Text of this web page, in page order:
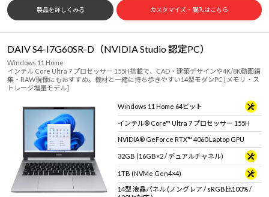
製品を詳しくみる カスタマイズ・購入はこちら
DAIV S4-I7G60SR-D（NVIDIA Studio 認定PC）
Windows 11 Home
インテル Core Ultra 7 プロセッサー 155H搭載で、CAD・建築デザインや4K/8K動画編
集・RAW現像にもおすすめ。機材と一緒に持ち歩きやすい14型モダンPC [メモリ・ス
トレージ増量モデル]
Windows 11 Home 64ビット
インテル® Core™ Ultra 7 プロセッサー 155H
NVIDIA® GeForce RTX™ 4060 Laptop GPU
32GB (16GB×2 / デュアルチャネル)
1TB (NVMe Gen4×4)
14型 液晶パネル (ノングレア / sRGB比100% /